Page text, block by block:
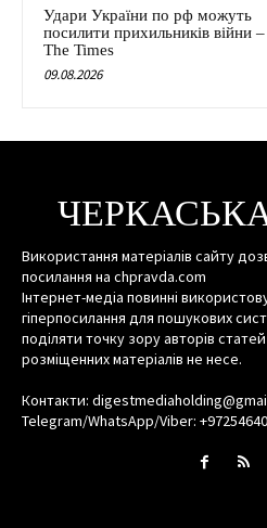
Удари України по рф можуть
посилити прихильників війни –
The Times
09.08.2026
Використання матеріалів сайту
посилання на chpravda.com
Інтернет-медіа повинні
гіперпосилання для пошукових
поділяти точку зору авторів статей
розміщенних матеріалів не несе.
Контакти:
Telegram/WhatsApp/Viber: